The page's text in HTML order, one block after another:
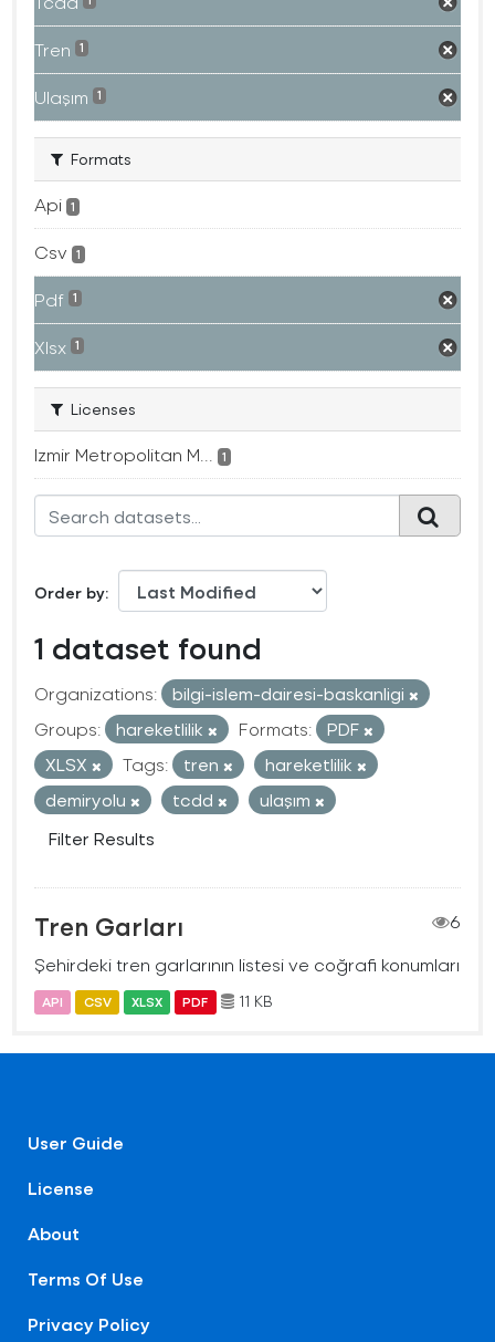
Tren 1
Ulaşım 1
Formats
Api 1
Csv 1
Pdf 1
Xlsx 1
Licenses
Izmir Metropolitan M... 1
Order by
1 dataset found
Organizations:
bilgi-islem-dairesi-baskanligi
Groups:
hareketlilik Formats:
PDF
XLSX
Tags: tren
hareketlilik
demiryolu
tcdd
ulaşım
Filter Results
Tren Garları
6
Şehirdeki tren garlarının listesi ve coğrafi konumları
API CSV XLSX PDF 11 KB
User Guide
License
About
Terms Of Use
Privacy Policy